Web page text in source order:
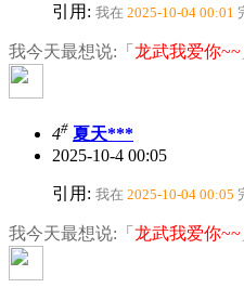
引用: 我在 2025-10-04 00:01
我今天最想说:「 龙武我爱你~~
4# 夏天***
2025-10-4 00:05
引用: 我在 2025-10-04 00:05
我今天最想说:「 龙武我爱你~~